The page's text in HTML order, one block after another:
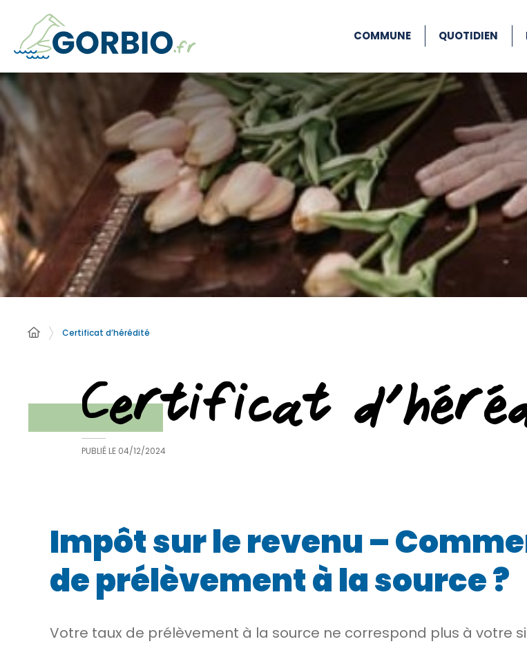
COMMUNE QUOTIDIEN
Certificat d’hérédité
Certificat
PUBLIÉ LE 04/12/2024
Impôt sur le revenu –
de prélèvement à la source ?
Votre taux de prélèvement à la source ne correspond plus à votre